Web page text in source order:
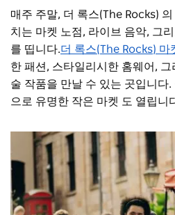
매주 주말, 더 록스(The Rocks)
치는 마켓 노점, 라이브 음악, 그
를 띱니다.더 록스(The Rocks) 마
한 패션, 스타일리시한 홈웨어, 그
술 작품을 만날 수 있는 곳입니다
으로 유명한 작은 마켓 도 열립니